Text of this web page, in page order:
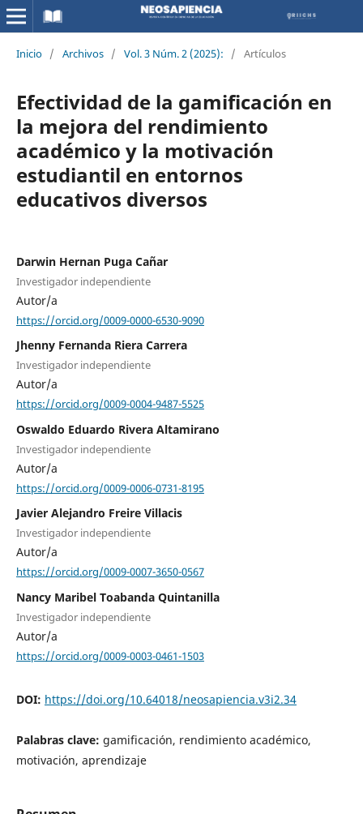
Inicio / Archivos / Vol. 3 Núm. 2 (2025): / Artículos
Efectividad de la gamificación en
la mejora del rendimiento
académico y la motivación
estudiantil en entornos
educativos diversos
Darwin Hernan Puga Cañar
Investigador independiente
Autor/a
https://orcid.org/0009-0000-6530-9090
Jhenny Fernanda Riera Carrera
Investigador independiente
Autor/a
https://orcid.org/0009-0004-9487-5525
Oswaldo Eduardo Rivera Altamirano
Investigador independiente
Autor/a
https://orcid.org/0009-0006-0731-8195
Javier Alejandro Freire Villacis
Investigador independiente
Autor/a
https://orcid.org/0009-0007-3650-0567
Nancy Maribel Toabanda Quintanilla
Investigador independiente
Autor/a
https://orcid.org/0009-0003-0461-1503
DOI: https://doi.org/10.64018/neosapiencia.v3i2.34
Palabras clave: gamificación, rendimiento académico,
motivación, aprendizaje